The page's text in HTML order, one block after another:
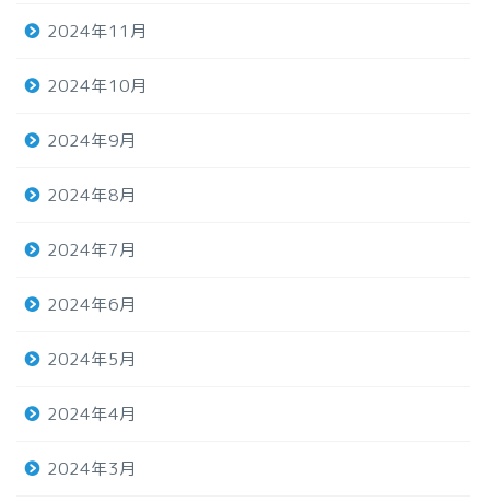
2024年11月
2024年10月
2024年9月
2024年8月
2024年7月
2024年6月
2024年5月
2024年4月
2024年3月